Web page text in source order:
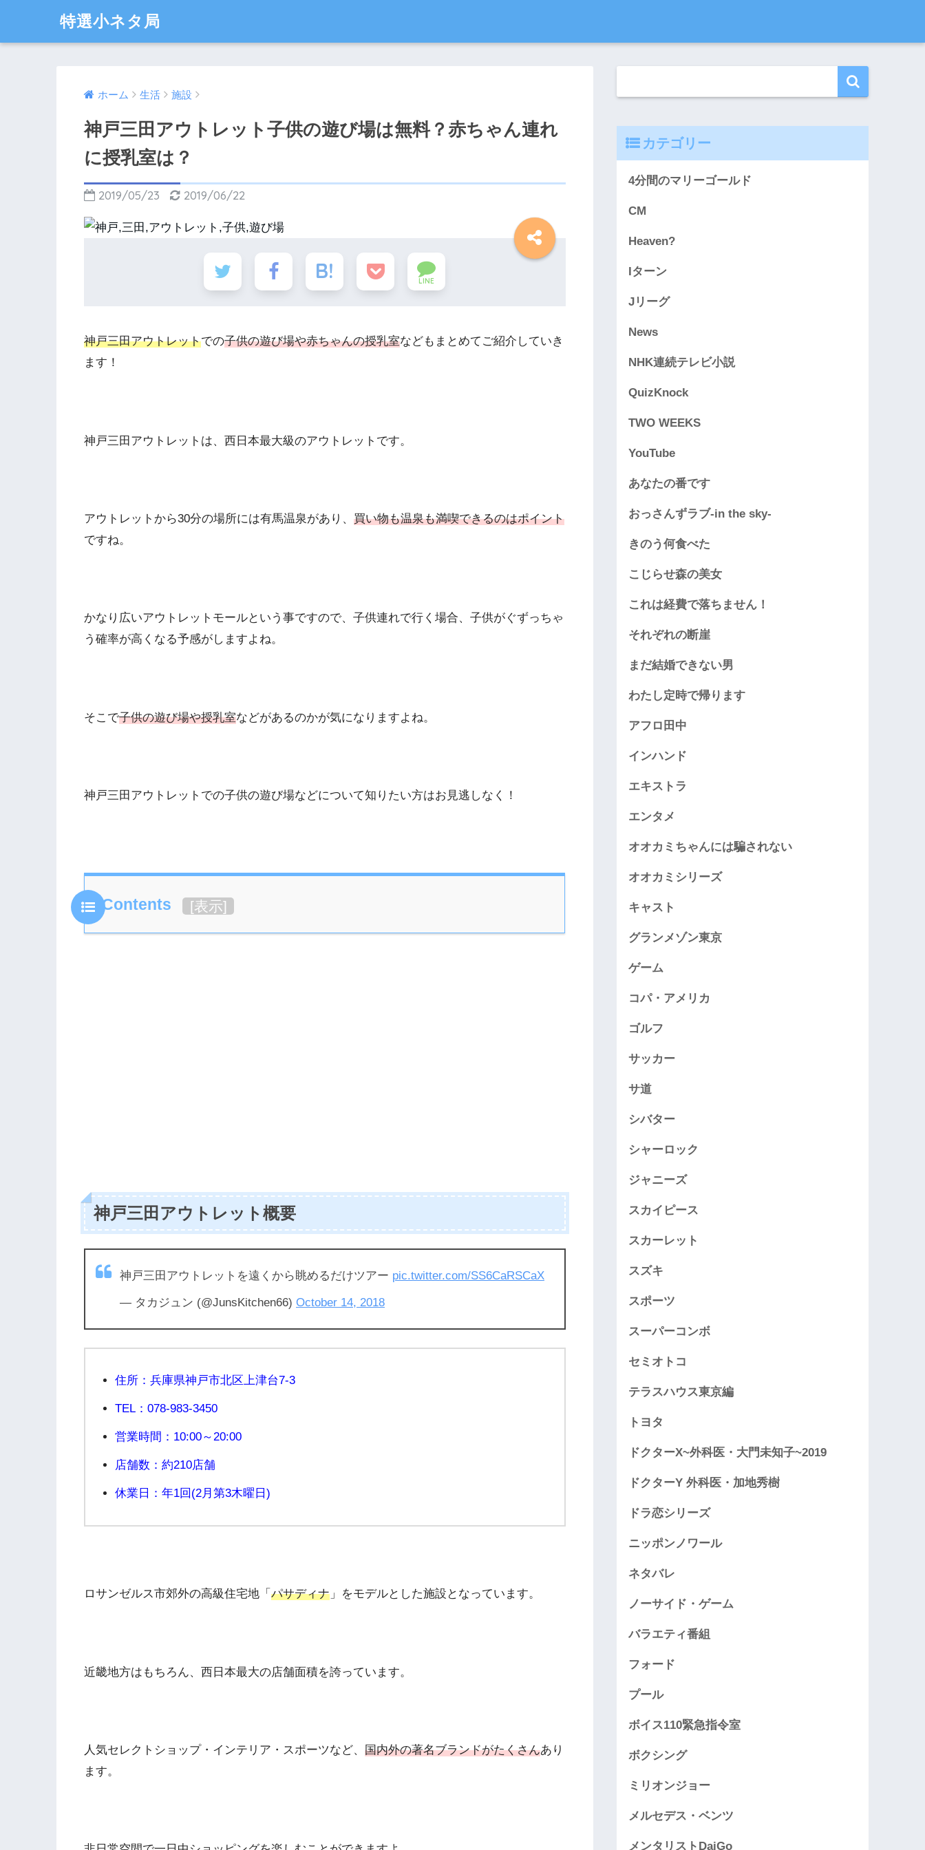
特選小ネタ局
ホーム 生活 施設
神戸三田アウトレット子供の遊び場は無料？赤ちゃん連れ
に授乳室は？
2019/05/23 2019/06/22
LINE
神戸三田アウトレットでの子供の遊び場や赤ちゃんの授乳室などもまとめてご紹介していき
ます！
神戸三田アウトレットは、西日本最大級のアウトレットです。
アウトレットから30分の場所には有馬温泉があり、 買い物も温泉も満喫できるのはポイント
ですね。
かなり広いアウトレットモールという事ですので、子供連れで行く場合、子供がぐずっちゃ
う確率が高くなる予感がしますよね。
そこで子供の遊び場や授乳室などがあるのかが気になりますよね。
神戸三田アウトレットでの子供の遊び場などについて知りたい方はお見逃しなく！
Contents [表示]
神戸三田アウトレット概要
神戸三田アウトレットを遠くから眺めるだけツアー pic.twitter.com/SS6CaRSCaX
— タカジュン (@JunsKitchen66) October 14, 2018
住所：兵庫県神戸市北区上津台7-3
TEL：078-983-3450
営業時間：10:00～20:00
店舗数：約210店舗
休業日：年1回(2月第3木曜日)
ロサンゼルス市郊外の高級住宅地「 パサディナ 」をモデルとした施設となっています。
近畿地方はもちろん、西日本最大の店舗面積を誇っています。
人気セレクトショップ・インテリア・スポーツなど、 国内外の著名ブランドがたくさんあり
ます。
カテゴリー
4分間のマリーゴールド
CM
Heaven?
Iターン
Jリーグ
News
NHK連続テレビ小説
QuizKnock
TWO WEEKS
YouTube
あなたの番です
おっさんずラブ-in the sky-
きのう何食べた
こじらせ森の美女
これは経費で落ちません！
それぞれの断崖
まだ結婚できない男
わたし定時で帰ります
アフロ田中
インハンド
エキストラ
エンタメ
オオカミちゃんには騙されない
オオカミシリーズ
キャスト
グランメゾン東京
ゲーム
コパ・アメリカ
ゴルフ
サッカー
サ道
シバター
シャーロック
ジャニーズ
スカイピース
スカーレット
スズキ
スポーツ
スーパーコンボ
セミオトコ
テラスハウス東京編
トヨタ
ドクターX~外科医・大門未知子~2019
ドクターY 外科医・加地秀樹
ドラ恋シリーズ
ニッポンノワール
ネタバレ
ノーサイド・ゲーム
バラエティ番組
フォード
プール
ボイス110緊急指令室
ボクシング
ミリオンジョー
メルセデス・ベンツ
メンタリストDaiGo